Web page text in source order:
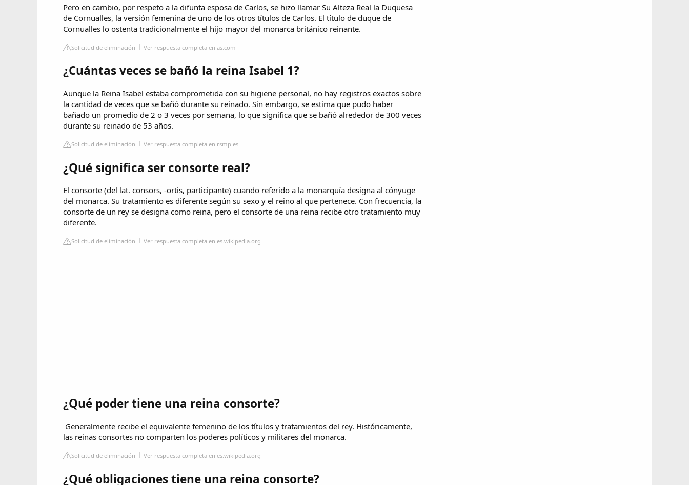
Pero en cambio, por respeto a la difunta esposa de Carlos, se hizo llamar Su Alteza Real la Duquesa
de Cornualles, la versión femenina de uno de los otros títulos de Carlos. El título de duque de
Cornualles lo ostenta tradicionalmente el hijo mayor del monarca británico reinante.
Solicitud de eliminación Ver respuesta completa en as.com
¿Cuántas veces se bañó la reina Isabel 1?
Aunque la Reina Isabel estaba comprometida con su higiene personal, no hay registros exactos sobre
la cantidad de veces que se bañó durante su reinado. Sin embargo, se estima que pudo haber
bañado un promedio de 2 o 3 veces por semana, lo que significa que se bañó alrededor de 300 veces
durante su reinado de 53 años.
Solicitud de eliminación Ver respuesta completa en rsmp.es
¿Qué significa ser consorte real?
El consorte (del lat. consors, -ortis, participante) cuando referido a la monarquía designa al cónyuge
del monarca. Su tratamiento es diferente según su sexo y el reino al que pertenece. Con frecuencia, la
consorte de un rey se designa como reina, pero el consorte de una reina recibe otro tratamiento muy
diferente.
Solicitud de eliminación Ver respuesta completa en es.wikipedia.org
¿Qué poder tiene una reina consorte?
​ Generalmente recibe el equivalente femenino de los títulos y tratamientos del rey. Históricamente,
las reinas consortes no comparten los poderes políticos y militares del monarca.
Solicitud de eliminación Ver respuesta completa en es.wikipedia.org
¿Qué obligaciones tiene una reina consorte?